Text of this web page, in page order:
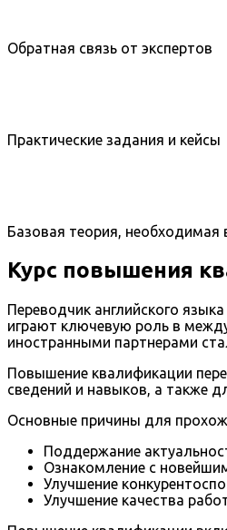
Обратная связь от экспертов
Практические задания и кейсы
Базовая теория, необходимая
Курс повышения
Переводчик английского
играют ключевую роль в
иностранными партнерами
Повышение квалификации
сведений и навыков, а также
Основные причины для
Поддержание
Ознакомление с
Улучшение
Улучшение качества